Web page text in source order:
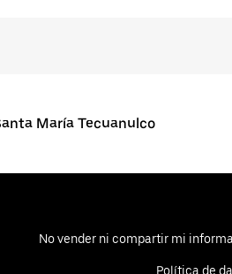
María Tecuanulco
No vender ni compartir mi
Política de